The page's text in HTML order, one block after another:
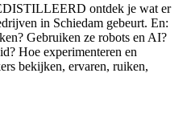
ontdek je wat er
in Schiedam gebeurt. En:
Gebruiken ze robots en AI?
Hoe experimenteren en
bekijken, ervaren, ruiken,